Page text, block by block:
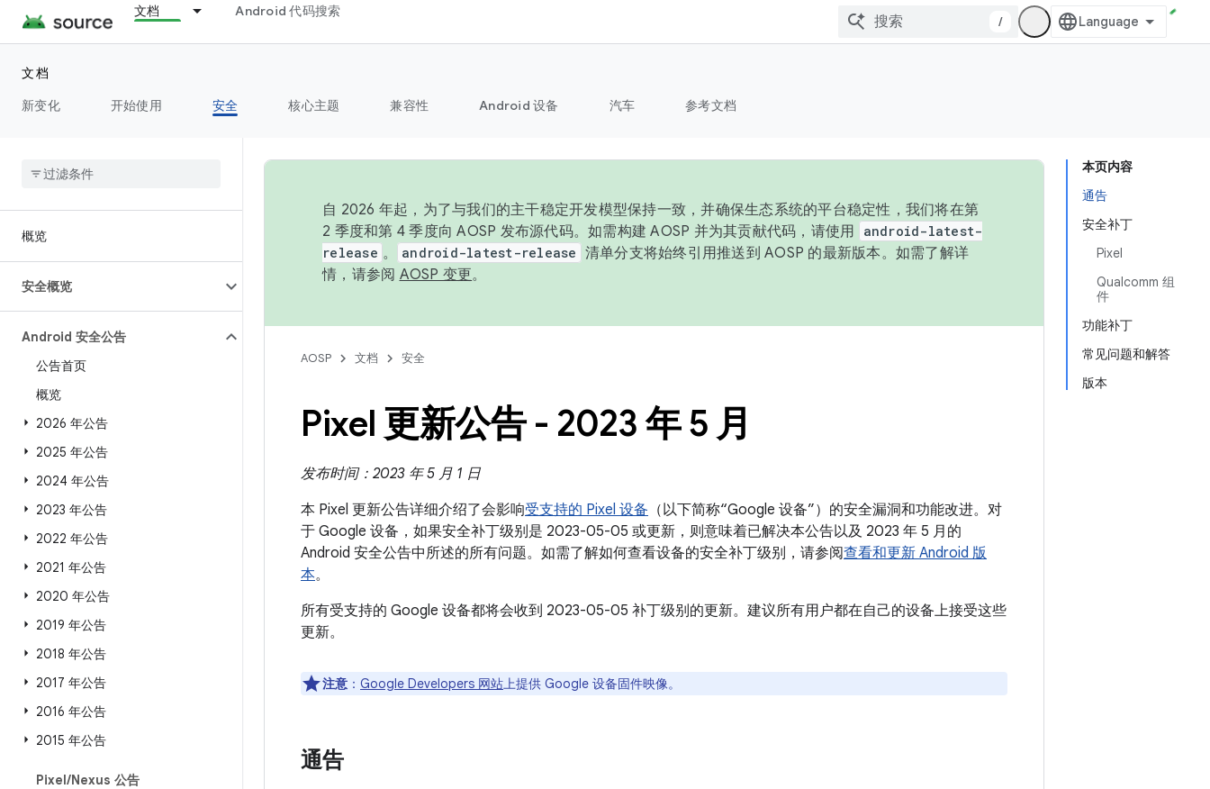
文档 Android 代码搜索
/
文档
新变化
开始使用 安全 核心主题 兼容性 Android 设备 汽车 参考文档
概览
安全概览
Android 安全公告
公告首页
概览
2026 年公告
2025 年公告
2024 年公告
2023 年公告
2022 年公告
2021 年公告
2020 年公告
2019 年公告
2018 年公告
2017 年公告
2016 年公告
2015 年公告
Pixel/Nexus 公告
本页内容
通告
安全补丁
Pixel
Qualcomm 组
件
功能补丁
常见问题和解答
版本
自 2026 年起，为了与我们的主干稳定开发模型保持一致，并确保生态系统的平台稳定性，我们将在第
2 季度和第 4 季度向 AOSP 发布源代码。如需构建 AOSP 并为其贡献代码，请使用
android-latest-
release 。 android-latest-release 清单分支将始终引用推送到 AOSP 的最新版本。如需了解详
情，请参阅 AOSP 变更。
AOSP 文档 安全
Pixel 更新公告 - 2023 年 5 月
发布时间：2023 年 5 月 1 日
本 Pixel 更新公告详细介绍了会影响受支持的 Pixel 设备 （以下简称“Google 设备”）的安全漏洞和功能改进。对
于 Google 设备，如果安全补丁级别是 2023-05-05 或更新，则意味着已解决本公告以及 2023 年 5 月的
Android 安全公告中所述的所有问题。如需了解如何查看设备的安全补丁级别，请参阅查看和更新 Android 版
本。
所有受支持的 Google 设备都将会收到 2023-05-05 补丁级别的更新。建议所有用户都在自己的设备上接受这些
更新。
注意 ： Google Developers 网站上提供 Google 设备固件映像。
通告